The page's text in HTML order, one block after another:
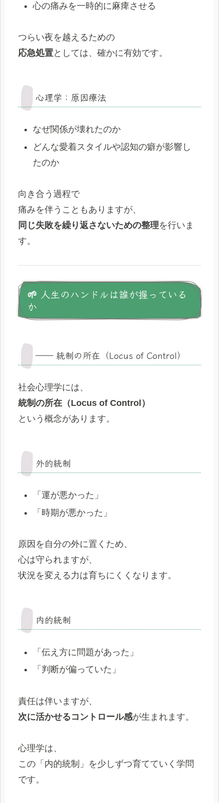
心の痛みを一時的に麻痺させる
つらい夜を越えるための
応急処置としては、確かに有効です。
心理学：原因療法
なぜ関係が壊れたのか
どんな愛着スタイルや認知の癖が影響し
たのか
向き合う過程で
痛みを伴うこともありますが、
同じ失敗を繰り返さないための整理を行いま
す。
🌱 人生のハンドルは誰が握っている
か
―― 統制の所在（Locus of Control）
社会心理学には、
統制の所在（Locus of Control）
という概念があります。
外的統制
「運が悪かった」
「時期が悪かった」
原因を自分の外に置くため、
心は守られますが、
状況を変える力は育ちにくくなります。
内的統制
「伝え方に問題があった」
「判断が偏っていた」
責任は伴いますが、
次に活かせるコントロール感が生まれます。
心理学は、
この「内的統制」を少しずつ育てていく学問
です。